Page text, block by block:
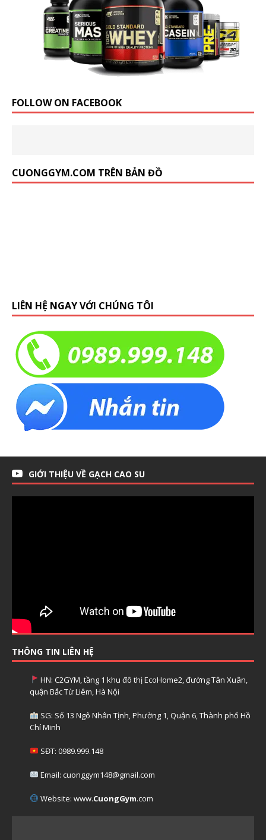
FOLLOW ON FACEBOOK
CUONGGYM.COM TRÊN BẢN ĐỒ
LIÊN HỆ NGAY VỚI CHÚNG TÔI
GIỚI THIỆU VỀ GẠCH CAO SU
THÔNG TIN LIÊN HỆ
HN: C2GYM, tầng 1 khu đô thị EcoHome2, đường Tân Xuân,
quận Bắc Từ Liêm, Hà Nội
SG: Số 13 Ngô Nhân Tịnh, Phường 1, Quận 6, Thành phố Hồ
Chí Minh
SĐT: 0989.999.148
Email: cuonggym148@gmail.com
Website: www.CuongGym.com